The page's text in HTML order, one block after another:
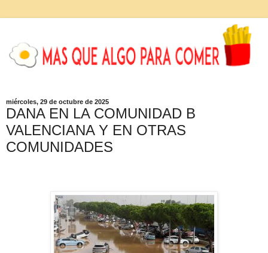
miércoles, 29 de octubre de 2025
DANA EN LA COMUNIDAD B
VALENCIANA Y EN OTRAS
COMUNIDADES